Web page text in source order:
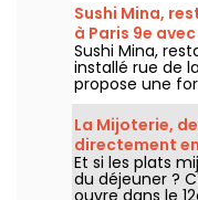
Sushi Mina,
à Paris 9e
Sushi Mina,
installé rue de
propose une
commande sur
gyozas,
demande sont
mardi au
La Mijoterie,
directement
Et si les plats
du déjeuner ?
ouvre dans le